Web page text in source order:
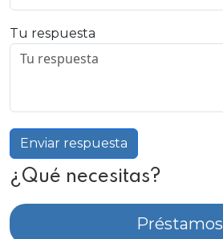
Tu respuesta
Enviar respuesta
¿Qué necesitas?
Préstamos